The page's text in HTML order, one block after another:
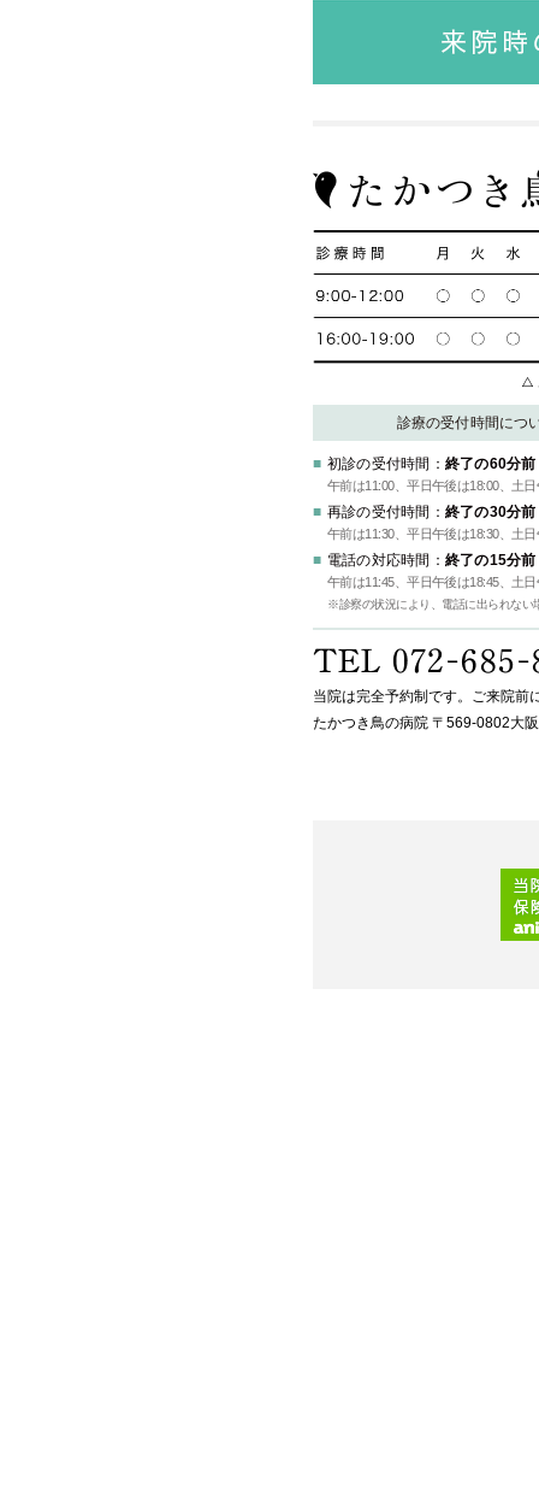
診療の受付時間につ
初診の受付時間： 終了の60分前
午前は11:00、平日午後は18:00、土
再診の受付時間： 終了の30分前
午前は11:30、平日午後は18:30、土
電話の対応時間： 終了の15分前
午前は11:45、平日午後は18:45、土
※診察の状況により、電話に出られない
当院は完全予約制です。ご来院前
たかつき鳥の病院 〒569-0802大